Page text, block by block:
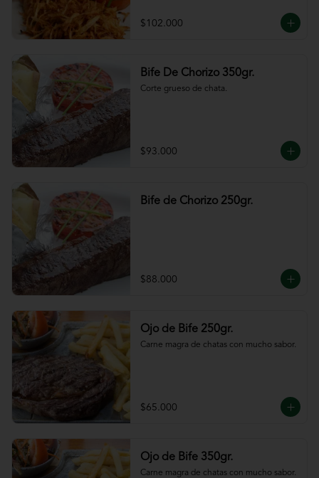
$102.000
Bife De Chorizo 350gr.
Corte grueso de chata.
$93.000
Bife de Chorizo 250gr.
$88.000
Ojo de Bife 250gr.
Carne magra de chatas con mucho sabor.
$65.000
Ojo de Bife 350gr.
Carne magra de chatas con mucho sabor.